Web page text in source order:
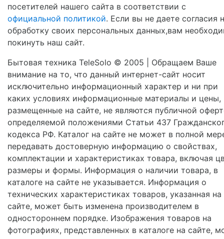
посетителей нашего сайта в соответствии с
официальной политикой. Если вы не даете согласия
обработку своих персональных данных,вам
покинуть наш сайт.
Бытовая техника TeleSolo © 2005 | Обращаем Ваше
внимание на то, что данный интернет-сайт носит
исключительно информационный характер и ни при
каких условиях информационные материалы и цены,
размещенные на сайте, не являются публичной
определяемой положениями Статьи 437
кодекса РФ. Каталог на сайте не может в полной
передавать достоверную информацию о свойствах,
комплектации и характеристиках товара, включая
размеры и формы. Информация о наличии товара, в
каталоге на сайте не указывается. Информация о
технических характеристиках товаров, указанная на
сайте, может быть изменена производителем в
одностороннем порядке. Изображения товаров на
фотографиях, представленных в каталоге на сайте,